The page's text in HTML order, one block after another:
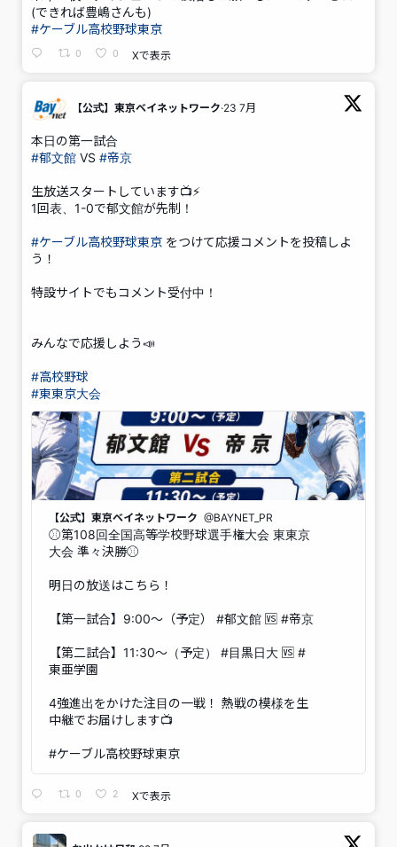
(できれば豊嶋さんも)
#ケーブル高校野球東京
0 0 Xで表示
;
【公式】東京ベイネットワーク·23 7月
本日の第一試合
#郁文館 VS #帝京
生放送スタートしています📺⚡️
1回表、1-0で郁文館が先制！
#ケーブル高校野球東京 をつけて応援コメントを投稿しよ
う！
特設サイトでもコメント受付中！
みんなで応援しよう📣
#高校野球
#東東京大会
【公式】東京ベイネットワーク @BAYNET_PR
⚾️第108回全国高等学校野球選手権大会 東東京
大会 準々決勝⚾️
明日の放送はこちら！
【第一試合】9:00～（予定） #郁文館 🆚 #帝京
【第二試合】11:30～（予定） #目黒日大 🆚 #
東亜学園
4強進出をかけた注目の一戦！ 熱戦の模様を生
中継でお届けします📺
#ケーブル高校野球東京
0 2 Xで表示